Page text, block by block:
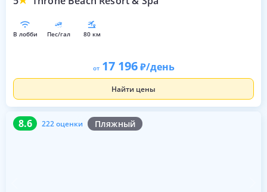
в лобби пес/гал 80 км
от 17 196 /день
Найти цены
8.6 222 оценки Пляжный
8.6 222 оценки